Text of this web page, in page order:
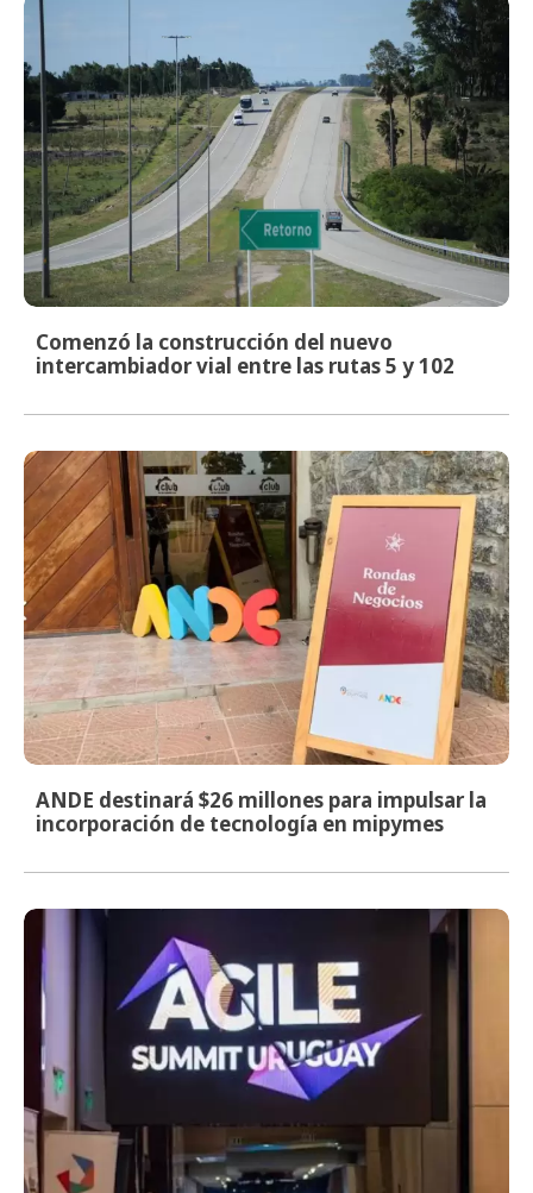
Comenzó la construcción del nuevo
intercambiador vial entre las rutas 5 y 102
ANDE destinará $26 millones para impulsar la
incorporación de tecnología en mipymes